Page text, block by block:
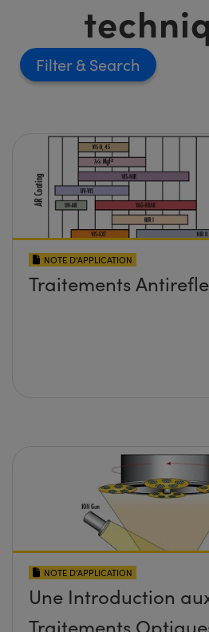
Filter
NOTE D’APPLICATION
Traitements
NOTE D’APPLICATION
Une Introduction
Traitements